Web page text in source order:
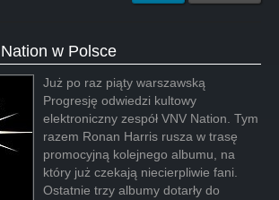
w Polsce
Już po raz piąty warszawską
Progresję odwiedzi kultowy
elektroniczny zespół VNV Nation. Tym
razem Ronan Harris rusza w trasę
promocyjną kolejnego albumu, na
który już czekają niecierpliwie fani.
Ostatnie trzy albumy dotarły do